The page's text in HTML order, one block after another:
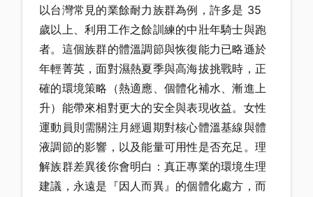
以台灣常見的業餘耐力族群為例，許多是 35
歲以上、利用工作之餘訓練的中壯年騎士與跑
者。這個族群的體溫調節與恢復能力已略遜於
年輕菁英，面對濕熱夏季與高海拔挑戰時，正
確的環境策略（熱適應、個體化補水、漸進上
升）能帶來相對更大的安全與表現收益。女性
運動員則需關注月經週期對核心體溫基線與體
液調節的影響，以及能量可用性是否充足。理
解族群差異後你會明白：真正專業的環境生理
建議，永遠是『因人而異』的個體化處方，而